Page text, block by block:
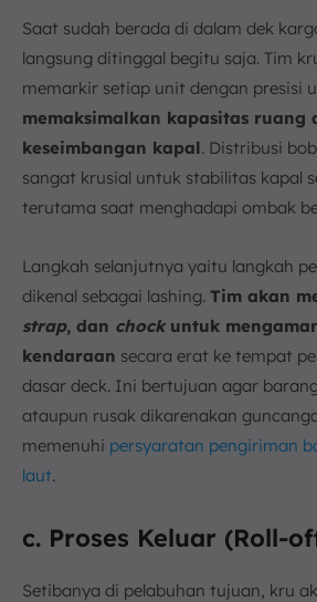
Saat sudah berada di dalam dek
langsung ditinggal begitu saja. Tim
memarkir setiap unit dengan presisi
memaksimalkan kapasitas ruang
keseimbangan kapal. Distribusi
sangat krusial untuk stabilitas kapal
terutama saat menghadapi ombak
Langkah selanjutnya yaitu langkah
dikenal sebagai lashing. Tim akan
strap, dan chock untuk
kendaraan secara erat ke tempat
dasar deck. Ini bertujuan agar
ataupun rusak dikarenakan
memenuhi persyaratan pengiriman
laut.
c. Proses Keluar (Roll-
Setibanya di pelabuhan tujuan, kru